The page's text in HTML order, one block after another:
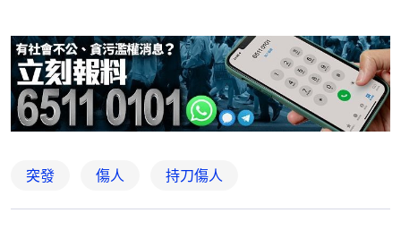
突發 傷人 持刀傷人